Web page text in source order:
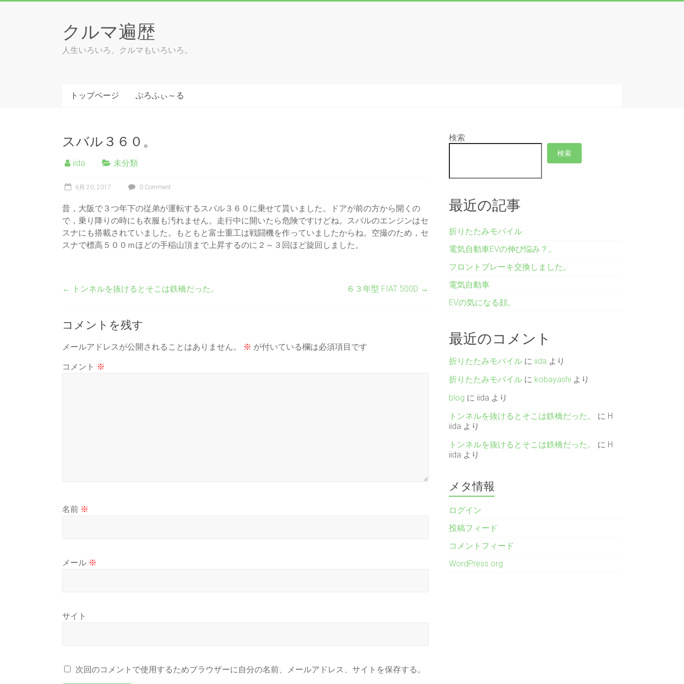
クルマ遍歴
人生いろいろ、クルマもいろいろ。
トップページ ぷろふぃ～る
スバル３６０。
iida 未分類
6月 20, 2017 0 Comment
昔，大阪で３つ年下の従弟が運転するスバル３６０に乗せて貰いました。ドアが前の方から開くの
で，乗り降りの時にも衣服も汚れません。走行中に開いたら危険ですけどね。スバルのエンジンはセ
スナにも搭載されていました。もともと富士重工は戦闘機を作っていましたからね。空撮のため，セ
スナで標高５００ｍほどの手稲山頂まで上昇するのに２～３回ほど旋回しました。
← トンネルを抜けるとそこは鉄橋だった。 ６３年型 FIAT 500D →
コメントを残す
メールアドレスが公開されることはありません。 ※ が付いている欄は必須項目です
コメント ※
名前 ※
メール ※
サイト
次回のコメントで使用するためブラウザーに自分の名前、メールアドレス、サイトを保存する。
検索
検索
最近の記事
折りたたみモバイル
電気自動車EVの伸び悩み？。
フロントブレーキ交換しました。
電気自動車
EVの気になる顔。
最近のコメント
折りたたみモバイル に iida より
折りたたみモバイル に kobayashi より
blog に iida より
トンネルを抜けるとそこは鉄橋だった。
に H
iida より
トンネルを抜けるとそこは鉄橋だった。
に H
iida より
メタ情報
ログイン
投稿フィード
コメントフィード
WordPress.org